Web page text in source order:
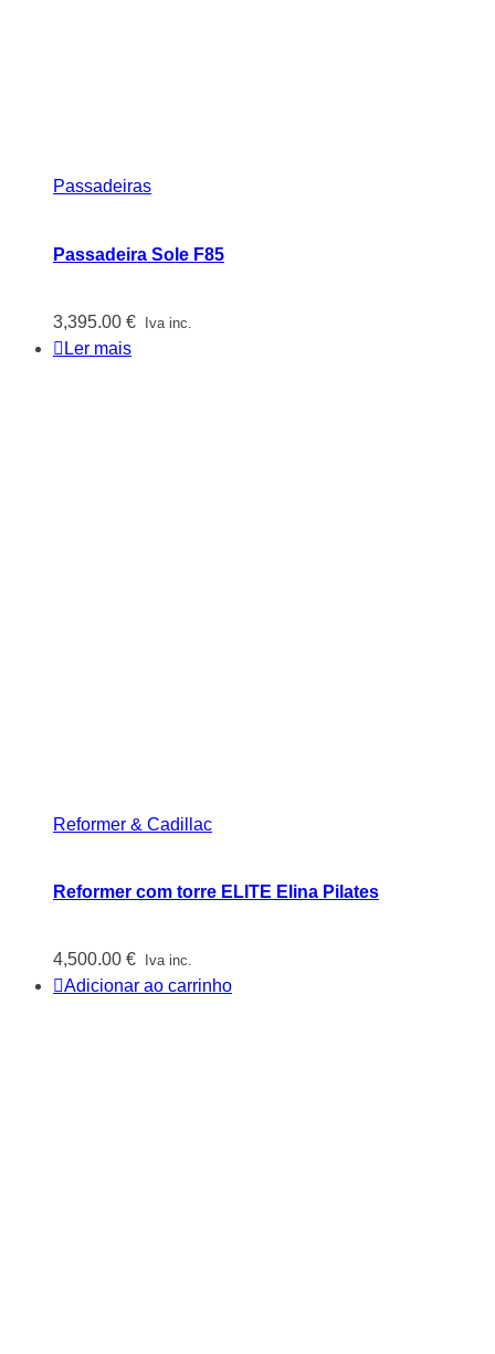
Passadeiras
Passadeira Sole F85
3,395.00 € Iva inc.
Ler mais
Reformer & Cadillac
Reformer com torre ELITE Elina Pilates
4,500.00 € Iva inc.
Adicionar ao carrinho